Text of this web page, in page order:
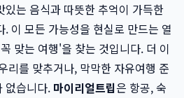
있는 음식과 따뜻한 추억이 가득한
이 모든 가능성을 현실로 만드는 열
맞는 여행'을 찾는 것입니다. 더 이
리를 맞추거나, 막막한 자유여행 준
없습니다. 마이리얼트립은 항공, 숙